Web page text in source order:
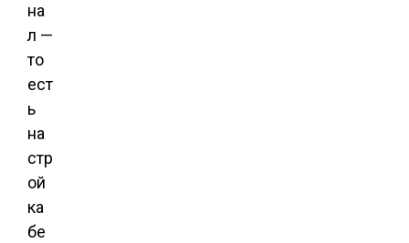
на
л —
то
ест
ь
на
стр
ой
ка
бе